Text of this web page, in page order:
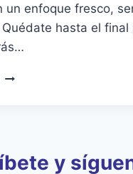
un enfoque fresco,
hasta el final
y